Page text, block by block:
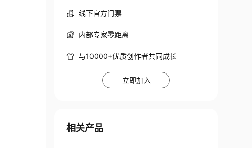
线下官方门票
内部专家零距离
与10000+优质创作者共同成长
立即加入
相关产品